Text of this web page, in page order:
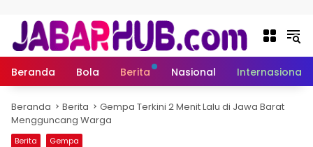
Beranda Bola Berita Nasional Internasional
Beranda Berita
Gempa Terkini 2 Menit Lalu di Jawa Barat
Mengguncang Warga
Berita Gempa